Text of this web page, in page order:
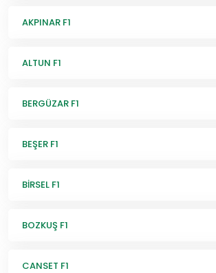
AKPINAR F1
ALTUN F1
BERGÜZAR F1
BEŞER F1
BİRSEL F1
BOZKUŞ F1
CANSET F1